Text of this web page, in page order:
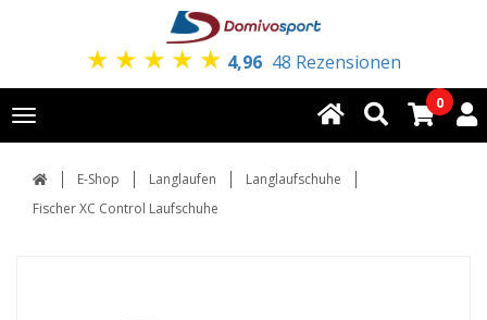
★ ★ ★ ★ ★ 4,96 48 Rezensionen
Toggle
navigation
0
E-Shop Langlaufen
Langlaufschuhe
Fischer XC Control Laufschuhe